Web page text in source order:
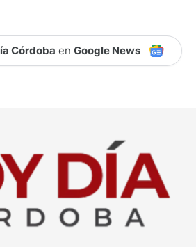
Córdoba en Google News